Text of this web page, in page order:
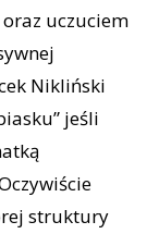
uczuciem
Nikliński
jeśli
struktury